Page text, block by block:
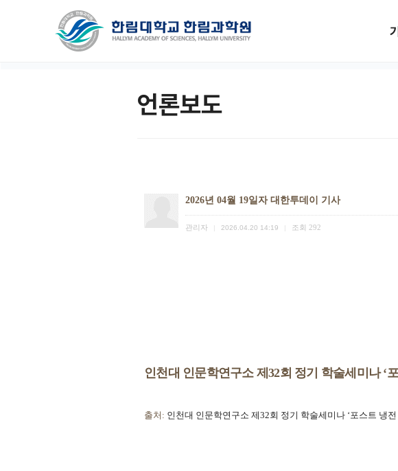
언론보도
2026년 04월 19일자 대한투데이 기사
관리자 2026.04.20 14:19 조회 292
인천대 인문학연구소 제32회 정기 학술세미나 ‘
출처: 인천대 인문학연구소 제32회 정기 학술세미나 ‘포스트 냉